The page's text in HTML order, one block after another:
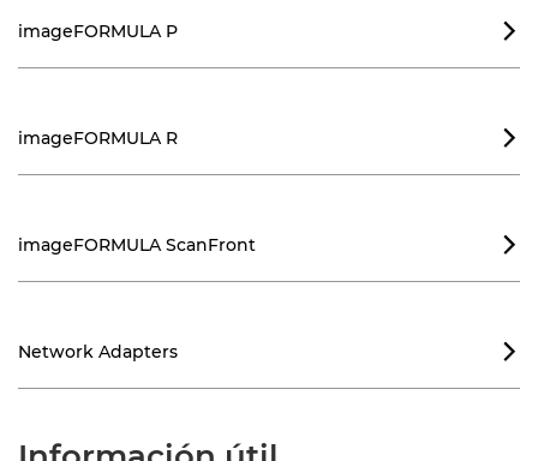
imageFORMULA P 
imageFORMULA R 
imageFORMULA ScanFront 
Network Adapters 